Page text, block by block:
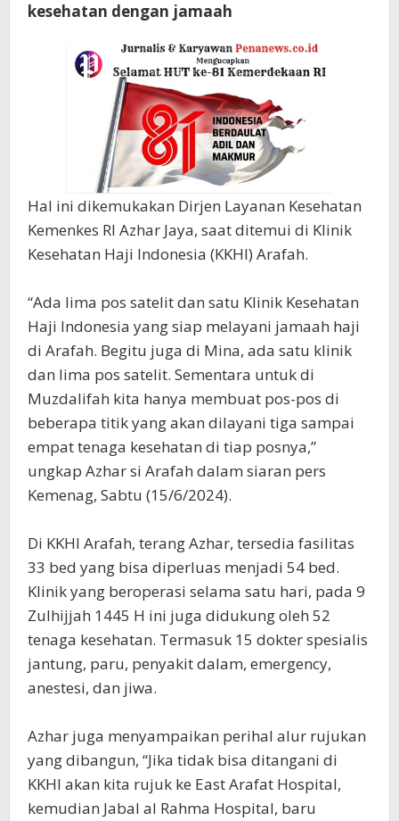
kesehatan dengan jamaah
Hal ini dikemukakan Dirjen Layanan Kesehatan
Kemenkes RI Azhar Jaya, saat ditemui di Klinik
Kesehatan Haji Indonesia (KKHI) Arafah.
“Ada lima pos satelit dan satu Klinik Kesehatan
Haji Indonesia yang siap melayani jamaah haji
di Arafah. Begitu juga di Mina, ada satu klinik
dan lima pos satelit. Sementara untuk di
Muzdalifah kita hanya membuat pos-pos di
beberapa titik yang akan dilayani tiga sampai
empat tenaga kesehatan di tiap posnya,”
ungkap Azhar si Arafah dalam siaran pers
Kemenag, Sabtu (15/6/2024).
Di KKHI Arafah, terang Azhar, tersedia fasilitas
33 bed yang bisa diperluas menjadi 54 bed.
Klinik yang beroperasi selama satu hari, pada 9
Zulhijjah 1445 H ini juga didukung oleh 52
tenaga kesehatan. Termasuk 15 dokter spesialis
jantung, paru, penyakit dalam, emergency,
anestesi, dan jiwa.
Azhar juga menyampaikan perihal alur rujukan
yang dibangun, “Jika tidak bisa ditangani di
KKHI akan kita rujuk ke East Arafat Hospital,
kemudian Jabal al Rahma Hospital, baru